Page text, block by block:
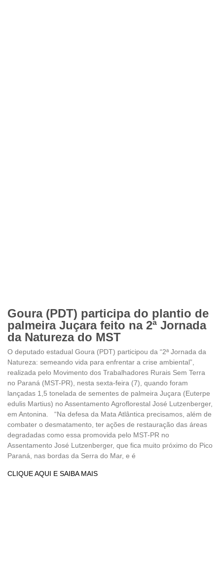
Goura (PDT) participa do plantio de
palmeira Juçara feito na 2ª Jornada
da Natureza do MST
O deputado estadual Goura (PDT) participou da “2ª Jornada da
Natureza: semeando vida para enfrentar a crise ambiental”,
realizada pelo Movimento dos Trabalhadores Rurais Sem Terra
no Paraná (MST-PR), nesta sexta-feira (7), quando foram
lançadas 1,5 tonelada de sementes de palmeira Juçara (Euterpe
edulis Martius) no Assentamento Agroflorestal José Lutzenberger,
em Antonina. “Na defesa da Mata Atlântica precisamos, além de
combater o desmatamento, ter ações de restauração das áreas
degradadas como essa promovida pelo MST-PR no
Assentamento José Lutzenberger, que fica muito próximo do Pico
Paraná, nas bordas da Serra do Mar, e é
CLIQUE AQUI E SAIBA MAIS